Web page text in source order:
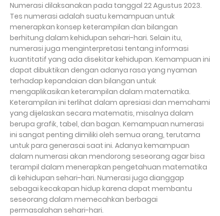
Numerasi dilaksanakan pada tanggal 22 Agustus 2023.
Tes numerasi adalah suatu kemampuan untuk
menerapkan konsep keterampilan dan bilangan
berhitung dalam kehidupan sehari-hari. Selain itu,
numerasi juga menginterpretasi tentang informasi
kuantitatif yang ada disekitar kehidupan. Kemampuan ini
dapat dibuktikan dengan adanya rasa yang nyaman
terhadap kepandaian dan bilangan untuk
mengaplikasikan keterampilan dalam matematika.
Keterampilan ini terlihat dalam apresiasi dan memahami
yang dijelaskan secara matematis, misalnya dalam
berupa grafik, tabel, dan bagan. Kemampuan numerasi
ini sangat penting dimiliki oleh semua orang, terutama
untuk para generasai saat ini. Adanya kemampuan
dalam numerasi akan mendorong seseorang agar bisa
terampil dalam menerapkan pengetahuan matematika
di kehidupan sehari-hari. Numerasi juga dianggap
sebagai kecakapan hidup karena dapat membantu
seseorang dalam memecahkan berbagai
permasalahan sehari-hari.